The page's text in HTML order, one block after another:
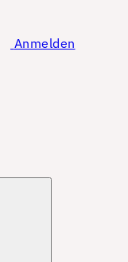
Anmelden